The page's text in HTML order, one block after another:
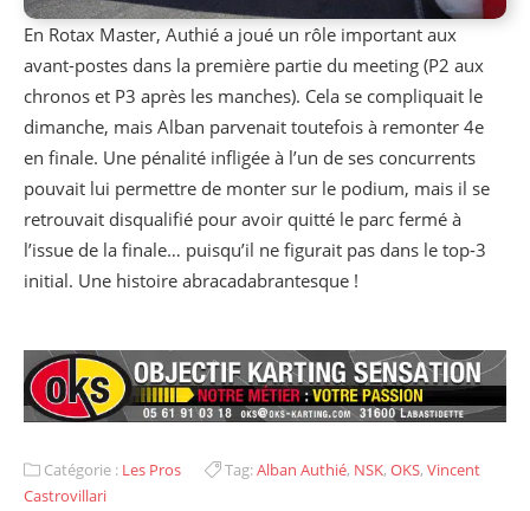
En Rotax Master, Authié a joué un rôle important aux
avant-postes dans la première partie du meeting (P2 aux
chronos et P3 après les manches). Cela se compliquait le
dimanche, mais Alban parvenait toutefois à remonter 4e
en finale. Une pénalité infligée à l’un de ses concurrents
pouvait lui permettre de monter sur le podium, mais il se
retrouvait disqualifié pour avoir quitté le parc fermé à
l’issue de la finale… puisqu’il ne figurait pas dans le top-3
initial. Une histoire abracadabrantesque !
Catégorie : Les Pros Tag:Alban Authié, NSK, OKS, Vincent
Castrovillari